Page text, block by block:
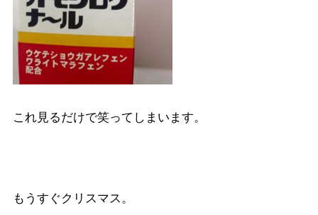
これ見るだけで笑ってしまいます。
もうすぐクリスマス。